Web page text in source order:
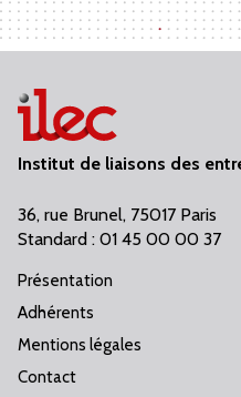
Institut de liaisons des
36, rue Brunel, 75017 Paris
Standard : 01 45 00 00 37
Présentation
Adhérents
Mentions légales
Contact